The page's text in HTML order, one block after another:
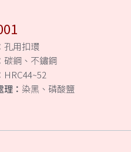
孔用扣環
碳鋼、不鏽鋼
HRC44~52
理： 染黑、磷酸鹽